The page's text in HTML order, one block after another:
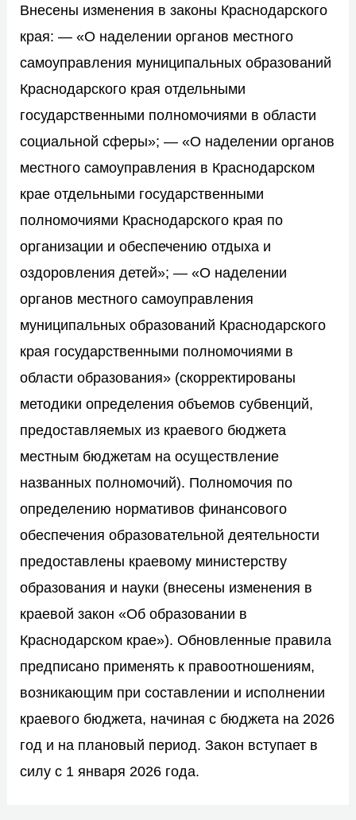
Внесены изменения в законы Краснодарского
края: — «О наделении органов местного
самоуправления муниципальных образований
Краснодарского края отдельными
государственными полномочиями в области
социальной сферы»; — «О наделении органов
местного самоуправления в Краснодарском
крае отдельными государственными
полномочиями Краснодарского края по
организации и обеспечению отдыха и
оздоровления детей»; — «О наделении
органов местного самоуправления
муниципальных образований Краснодарского
края государственными полномочиями в
области образования» (скорректированы
методики определения объемов субвенций,
предоставляемых из краевого бюджета
местным бюджетам на осуществление
названных полномочий). Полномочия по
определению нормативов финансового
обеспечения образовательной деятельности
предоставлены краевому министерству
образования и науки (внесены изменения в
краевой закон «Об образовании в
Краснодарском крае»). Обновленные правила
предписано применять к правоотношениям,
возникающим при составлении и исполнении
краевого бюджета, начиная с бюджета на 2026
год и на плановый период. Закон вступает в
силу с 1 января 2026 года.